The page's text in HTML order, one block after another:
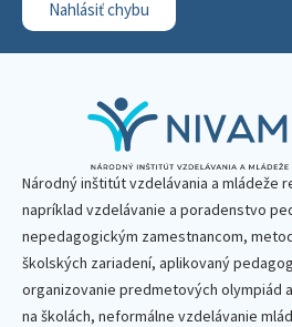
Nahlásiť chybu
Národný inštitút vzdelávania a mládeže
napríklad vzdelávanie a poradenstvo
nepedagogickým zamestnancom,
školských zariadení, aplikovaný
organizovanie predmetových olympiád
na školách, neformálne vzdelávanie